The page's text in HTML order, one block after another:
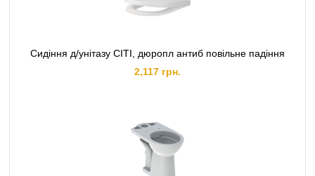
Сидіння д/унітазу СІТІ, дюропл антиб повільне падіння
2,117 грн.